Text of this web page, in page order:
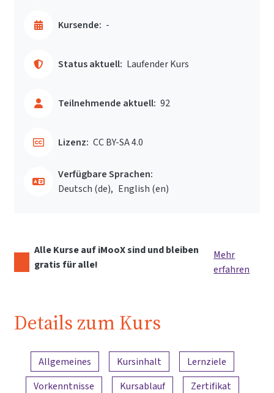
Kursende: -
Status aktuell: Laufender Kurs
Teilnehmende aktuell: 92
Lizenz: CC BY-SA 4.0
Verfügbare Sprachen:
Deutsch ‎(de)‎
English ‎(en)‎
Alle Kurse auf iMooX sind und bleiben
gratis für alle!
Mehr
erfahren
Details zum Kurs
Inhaltsübersicht
Allgemeines Kursinhalt
Lernziele
Vorkenntnisse
Kursablauf
Zertifikat